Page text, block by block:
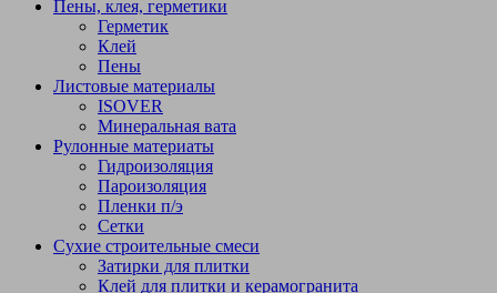
Пены, клея, герметики
Герметик
Клей
Пены
Листовые материалы
ISOVER
Минеральная вата
Рулонные материаты
Гидроизоляция
Пароизоляция
Пленки п/э
Сетки
Сухие строительные смеси
Затирки для плитки
Клей для плитки и керамогранита